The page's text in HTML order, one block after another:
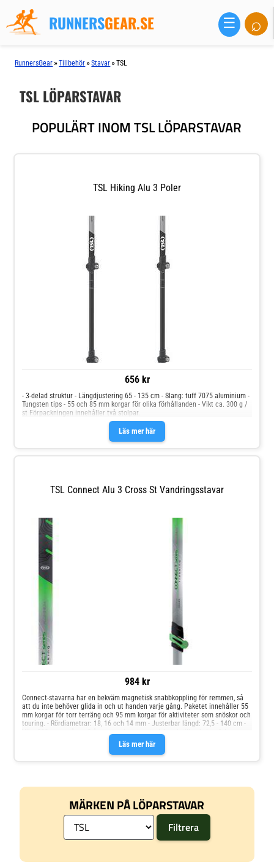
RUNNERSGEAR.SE ☰ ⌕
RunnersGear »Tillbehör »Stavar »TSL
TSL LÖPARSTAVAR
POPULÄRT INOM TSL LÖPARSTAVAR
TSL Hiking Alu 3 Poler
656 kr
Läs mer här
- 3-delad struktur - Längdjustering 65 - 135 cm - Slang: tuff 7075 aluminium -
Tungsten tips - 55 och 85 mm korgar för olika förhållanden - Vikt ca. 300 g /
st Förpackningen innehåller två stolpar.
TSL Connect Alu 3 Cross St Vandringsstavar
984 kr
Läs mer här
Connect-stavarna har en bekväm magnetisk snabbkoppling för remmen, så
att du inte behöver glida in och ut handen varje gång. Paketet innehåller 55
mm korgar för torr terräng och 95 mm korgar för aktiviteter som snöskor och
touring. - Rördiametrar: 18, 16 och 14 mm - Justerbar längd: 72,5 - 140 cm -
Volframkarbidspetsar med avtagbara Crossover-fötter - Tillverkad i Frankrike
I paketet ingår två stolpar. Det magnetiska draget i remmekanismen är lågt,
men även om det inte har visat sig störa pacemakerns funktion, råder
MÄRKEN PÅ LÖPARSTAVAR